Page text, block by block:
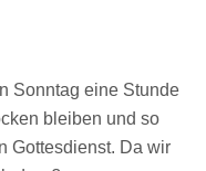
Sonntag eine Stunde
bleiben und so
Gottesdienst. Da wir